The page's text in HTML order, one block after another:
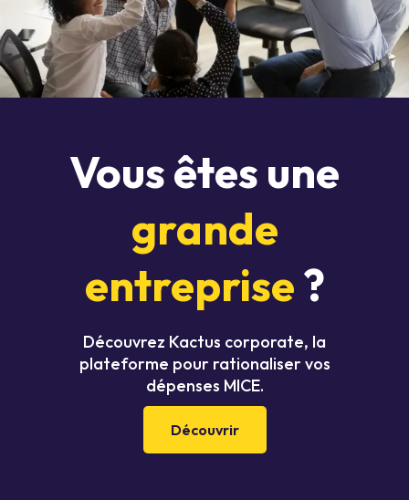
Vous êtes une
grande
entreprise?
Découvrez Kactus corporate, la
plateforme pour rationaliser vos
dépenses MICE.
Découvrir